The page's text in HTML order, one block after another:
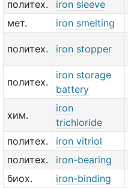
политех.
iron sleeve
мет.
iron smelting
политех. iron stopper
политех.
iron storage
battery
хим.
iron
trichloride
политех. iron vitriol
политех.
iron-bearing
биох.
iron-binding